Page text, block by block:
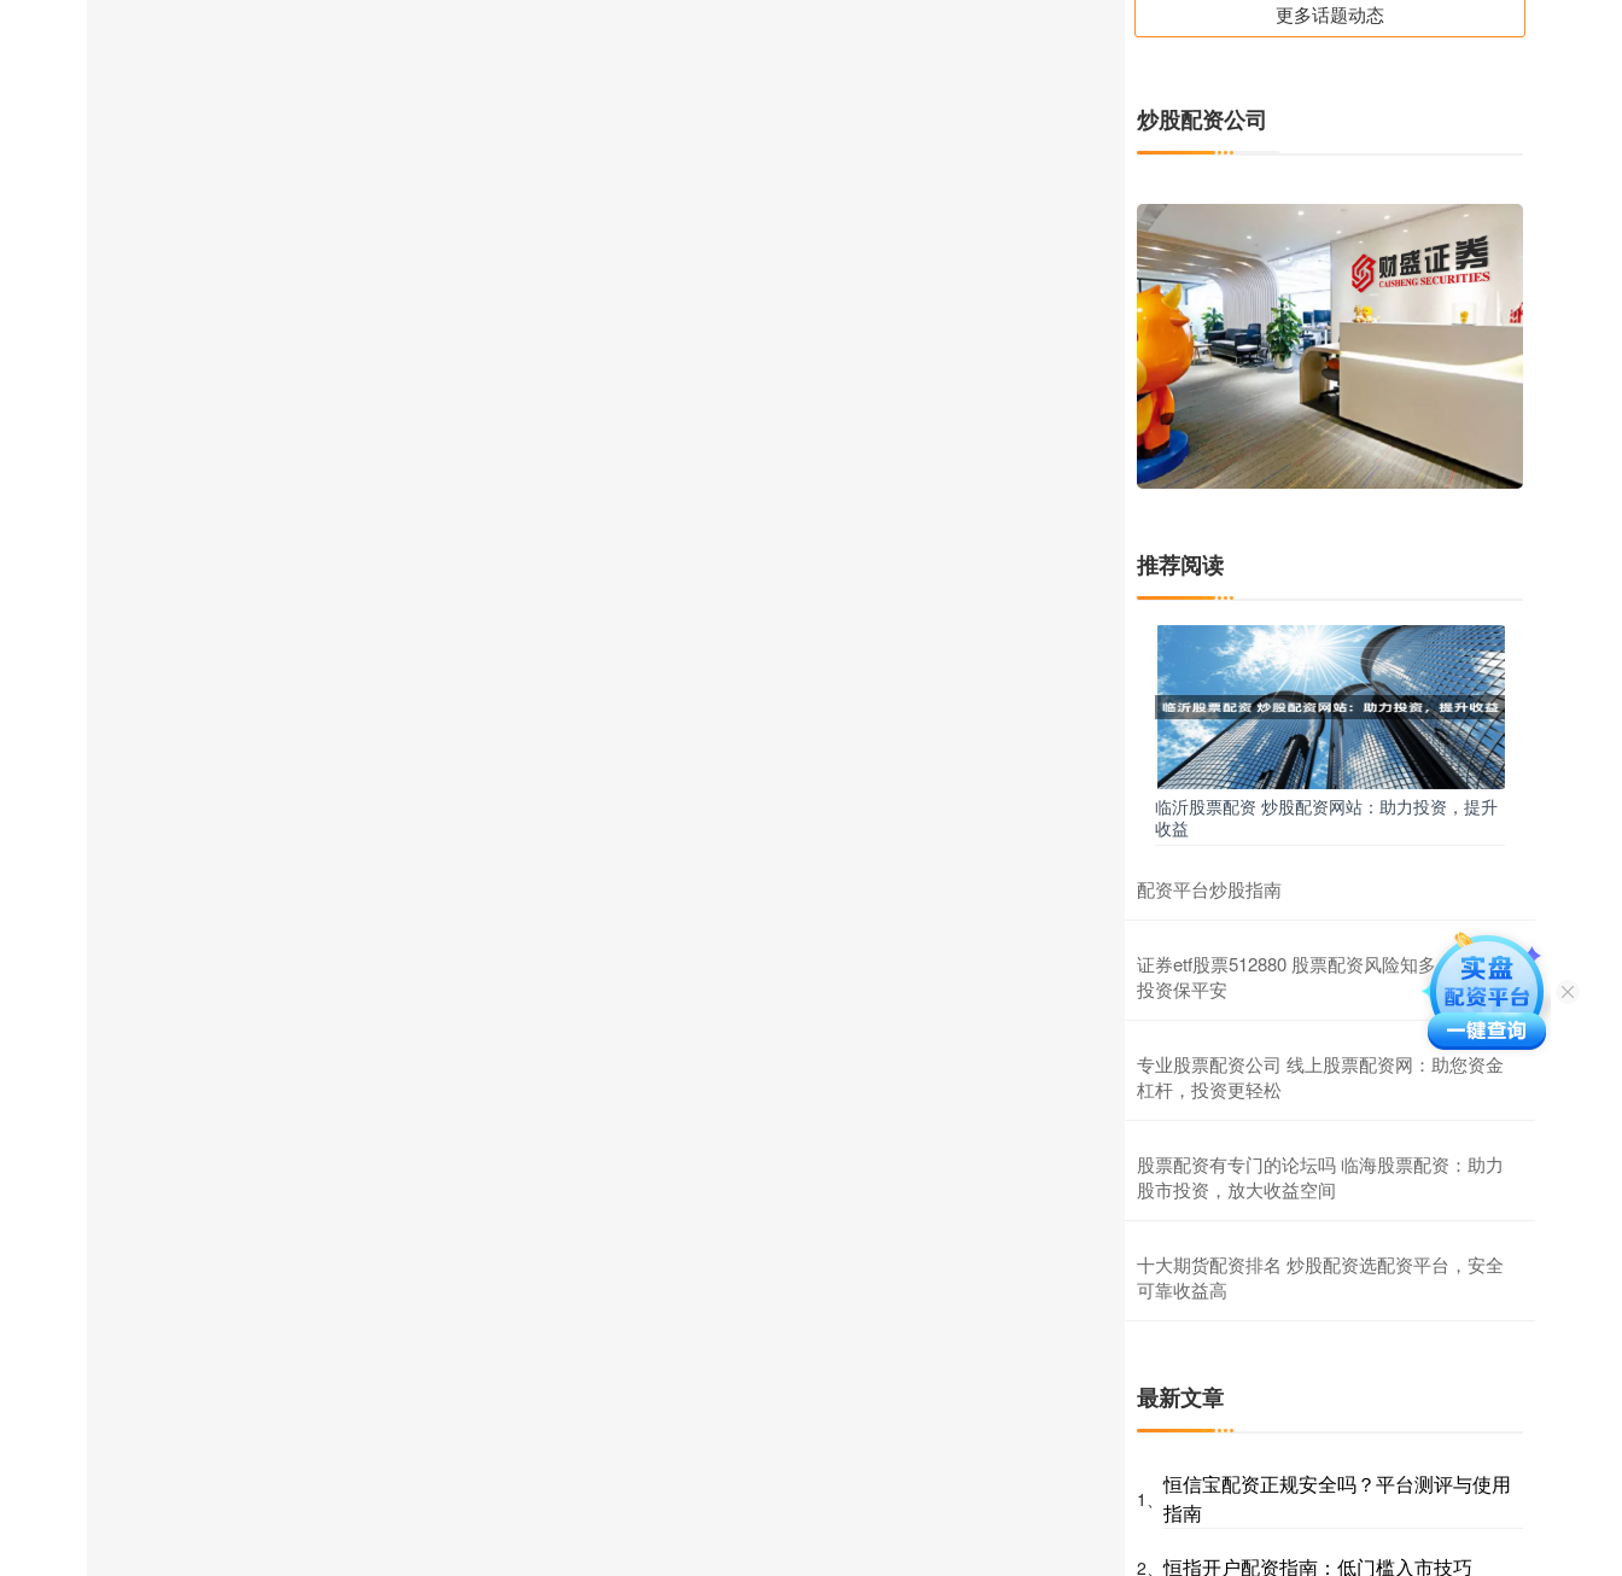
更多话题动态
炒股配资公司
推荐阅读
临沂股票配资 炒股配资网站：助力投资，提升
收益
配资平台炒股指南
证券etf股票512880 股票配资风险知多少，谨慎
投资保平安
专业股票配资公司 线上股票配资网：助您资金
杠杆，投资更轻松
股票配资有专门的论坛吗 临海股票配资：助力
股市投资，放大收益空间
十大期货配资排名 炒股配资选配资平台，安全
可靠收益高
最新文章
1、
恒信宝配资正规安全吗？平台测评与使用
指南
2、恒指开户配资指南：低门槛入市技巧